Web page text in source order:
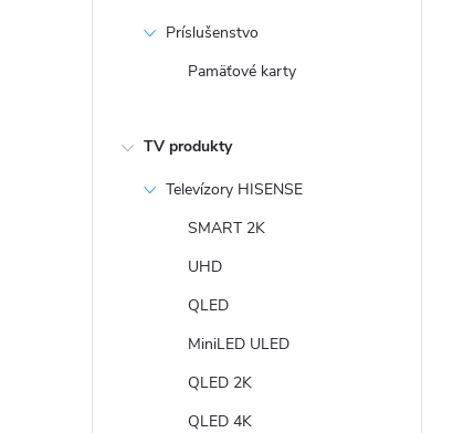
Príslušenstvo
Pamäťové karty
TV produkty
Televízory HISENSE
SMART 2K
UHD
QLED
MiniLED ULED
QLED 2K
QLED 4K